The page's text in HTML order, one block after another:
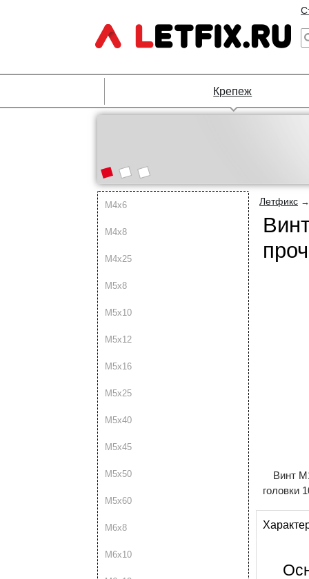
Крепеж
М4х6
М4х8
М4х25
М5х8
М5х10
М5х12
М5х16
М5х25
М5х40
М5х45
М5х50
М5х60
М6х8
М6х10
Летфикс
Винт
головки